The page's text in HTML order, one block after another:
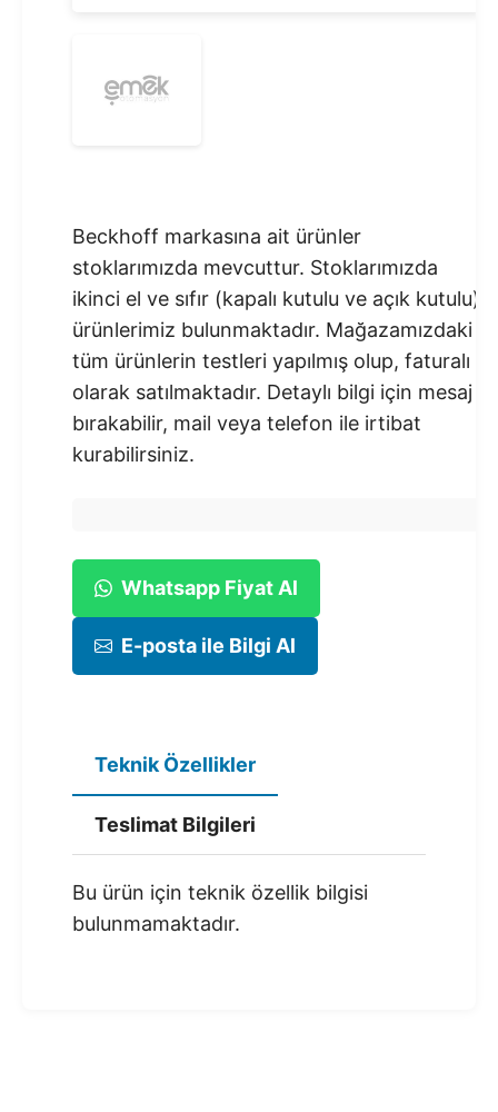
Beckhoff markasına ait ürünler
stoklarımızda mevcuttur. Stoklarımızda
ikinci el ve sıfır (kapalı kutulu ve açık kutulu)
ürünlerimiz bulunmaktadır.​ Mağazamızdaki
tüm ürünlerin testleri yapılmış olup, faturalı
olarak satılmaktadır. Detaylı bilgi için mesaj
bırakabilir, mail veya telefon ile irtibat
kurabilirsiniz.
Whatsapp Fiyat Al
E-posta ile Bilgi Al
Teknik Özellikler
Teslimat Bilgileri
Bu ürün için teknik özellik bilgisi
bulunmamaktadır.